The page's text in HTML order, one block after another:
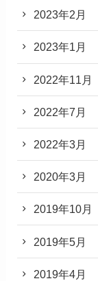
2023年2月
2023年1月
2022年11月
2022年7月
2022年3月
2020年3月
2019年10月
2019年5月
2019年4月